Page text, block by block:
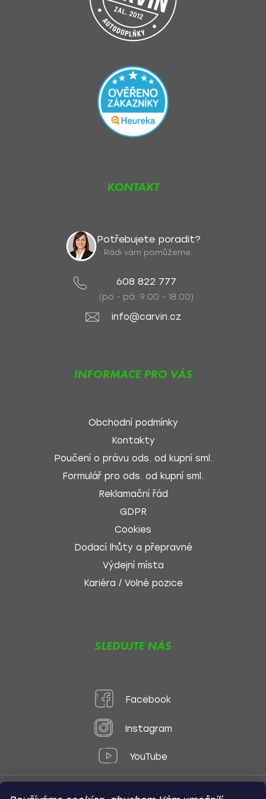
KONTAKT
Potřebujete poradit?
Rádi vám pomůžeme.
608 822 777
(po - pá: 9:00 - 18:00)
info@carvin.cz
INFORMACE PRO VÁS
Obchodní podmínky
Kontakty
Poučení o právu ods. od kupní sml.
Formulář pro ods. od kupní sml.
Reklamační řád
GDPR
Cookies
Dodací lhůty a přepravné
Výdejní místa
Kariéra / Volné pozice
SLEDUJTE NÁS
Facebook
Instagram
YouTube